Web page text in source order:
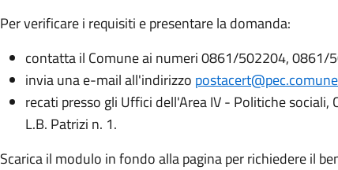
Per verificare i requisiti e presentare la domanda:
contatta il Comune ai numeri 0861/502204, 0861/
invia una e-mail all'indirizzo
recati presso gli Uffici dell'Area IV - Politiche sociali,
L.B. Patrizi n. 1.
Scarica il modulo in fondo alla pagina per richiedere il